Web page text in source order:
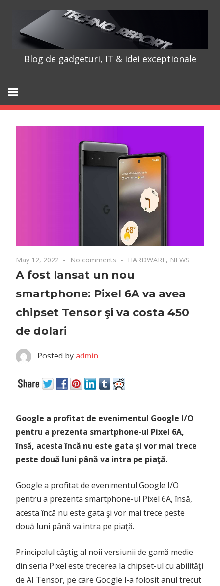
content
Blog de gadgeturi, IT & idei exceptionale
May 12, 2022 No comments HARDWARE, NEWS
A fost lansat un nou
smartphone: Pixel 6A va avea
chipset Tensor şi va costa 450
de dolari
Posted byadmin
Google a profitat de evenimentul Google I/O
pentru a prezenta smartphone-ul Pixel 6A,
însă, acesta încă nu este gata şi vor mai trece
peste două luni până va intra pe piaţă.
Google a profitat de evenimentul Google I/O
pentru a prezenta smartphone-ul Pixel 6A, însă,
acesta încă nu este gata şi vor mai trece peste
două luni până va intra pe piaţă.
Principalul câştig al noii versiunii de gamă medie
din seria Pixel este trecerea la chipset-ul cu abilităţi
de AI Tensor, pe care Google l-a folosit anul trecut